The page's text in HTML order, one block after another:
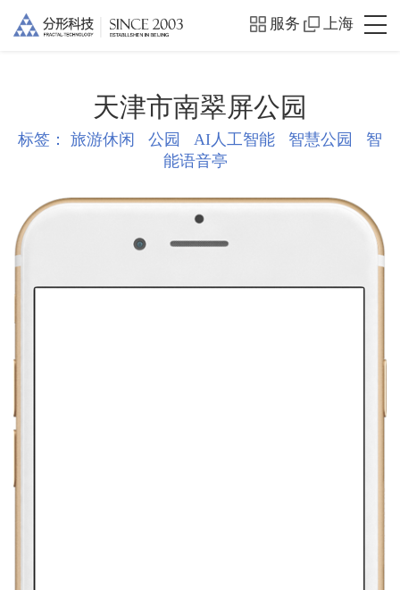
服务 上海
天津市南翠屏公园
标签： 旅游休闲 公园 AI人工智能 智慧公园
智
能语音亭